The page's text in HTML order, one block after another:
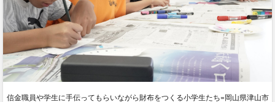
信金職員や学生に手伝ってもらいながら財布をつくる小学生たち=岡山県津山市